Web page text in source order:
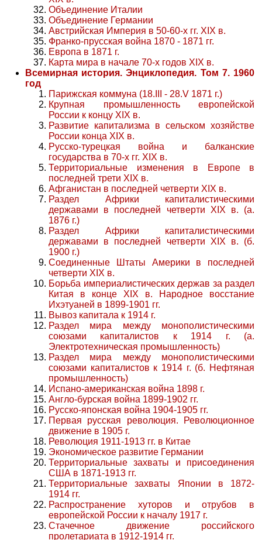
Объединение Италии
Объединение Германии
Австрийская Империя в 50-60-х гг. XIX в.
Франко-прусская война 1870 - 1871 гг.
Европа в 1871 г.
Карта мира в начале 70-х годов XIX в.
Всемирная история. Энциклопедия. Том 7. 1960
год
Парижская коммуна (18.III - 28.V 1871 г.)
Крупная промышленность европейской
России к концу XIX в.
Развитие капитализма в сельском хозяйстве
России конца XIX в.
Русско-турецкая война и балканские
государства в 70-х гг. XIX в.
Территориальные изменения в Европе в
последней трети XIX в.
Афганистан в последней четверти XIX в.
Раздел Африки капиталистическими
державами в последней четверти XIX в. (а.
1876 г.)
Раздел Африки капиталистическими
державами в последней четверти XIX в. (б.
1900 г.)
Соединенные Штаты Америки в последней
четверти XIX в.
Борьба империалистических держав за раздел
Китая в конце XIX в. Народное восстание
Ихэтуаней в 1899-1901 гг.
Вывоз капитала к 1914 г.
Раздел мира между монополистическими
союзами капиталистов к 1914 г. (а.
Электротехническая промышленность)
Раздел мира между монополистическими
союзами капиталистов к 1914 г. (б. Нефтяная
промышленность)
Испано-американская война 1898 г.
Англо-бурская война 1899-1902 гг.
Русско-японская война 1904-1905 гг.
Первая русская революция. Революционное
движение в 1905 г.
Революция 1911-1913 гг. в Китае
Экономическое развитие Германии
Территориальные захваты и присоединения
США в 1871-1913 гг.
Территориальные захваты Японии в 1872-
1914 гг.
Распространение хуторов и отрубов в
европейской России к началу 1917 г.
Стачечное движение российского
пролетариата в 1912-1914 гг.